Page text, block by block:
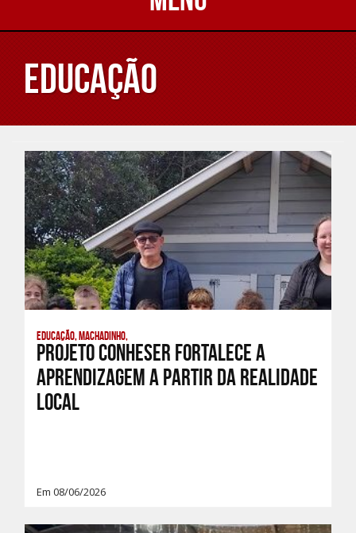
Educação
Educação, Machadinho,
Projeto ConheSER fortalece a
aprendizagem a partir da realidade
local
Em 08/06/2026